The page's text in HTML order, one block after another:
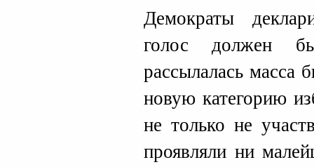
Демократы
голос должен
рассылалась масса
новую категорию
не только не
проявляли ни